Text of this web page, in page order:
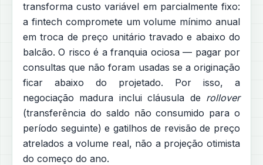
transforma custo variável em parcialmente fixo:
a fintech compromete um volume mínimo anual
em troca de preço unitário travado e abaixo do
balcão. O risco é a franquia ociosa — pagar por
consultas que não foram usadas se a originação
ficar abaixo do projetado. Por isso, a
negociação madura inclui cláusula de rollover
(transferência do saldo não consumido para o
período seguinte) e gatilhos de revisão de preço
atrelados a volume real, não a projeção otimista
do começo do ano.